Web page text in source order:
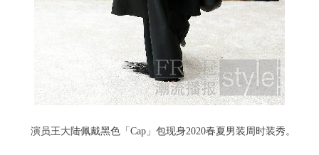
演员王大陆佩戴黑色「Cap」包现身2020春夏男装周时装秀。